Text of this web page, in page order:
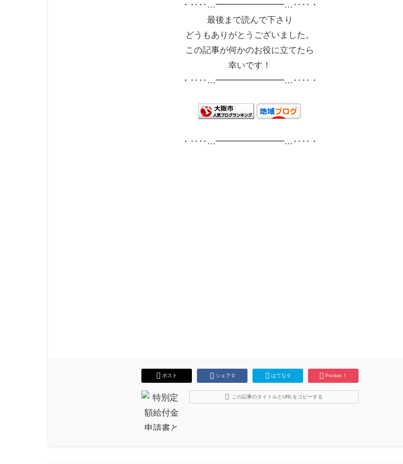
・‥‥…━━━━━━━━…‥‥・
最後まで読んで下さり
どうもありがとうございました。
この記事が何かのお役に立てたら
幸いです！
・‥‥…━━━━━━━━…‥‥・
・‥‥…━━━━━━━━…‥‥・
ポスト シェア 0 はてな 0 Pocket ！
この記事のタイトルとURLをコピーする